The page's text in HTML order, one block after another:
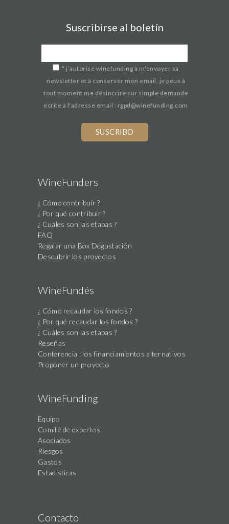
Suscribirse al boletín
* j’autorise winefunding à m'envoyer sa
newsletter et à conserver mon email. je peux à
tout moment me désincrire sur simple demande
écrite à l'adresse email : rgpd@winefunding.com
WineFunders
¿ Cómo contribuir ?
¿ Por qué contribuir ?
¿ Cuáles son las etapas ?
FAQ
Regalar una Box Degustación
Descubrir los proyectos
WineFundés
¿ Cómo recaudar los fondos ?
¿ Por qué recaudar los fondos ?
¿ Cuáles son las etapas ?
Reseñas
Conferencia : los financiamientos alternativos
Proponer un proyecto
WineFunding
Equipo
Comité de expertos
Asociados
Riesgos
Gastos
Estadísticas
Contacto